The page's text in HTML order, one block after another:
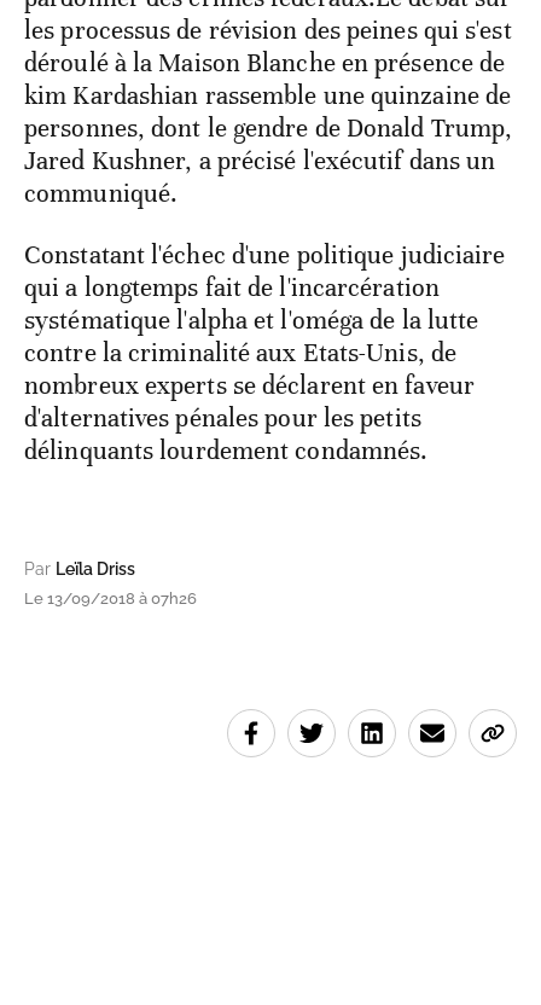
les processus de révision des peines qui s'est
déroulé à la Maison Blanche en présence de
kim Kardashian rassemble une quinzaine de
personnes, dont le gendre de Donald Trump,
Jared Kushner, a précisé l'exécutif dans un
communiqué.
Constatant l'échec d'une politique judiciaire
qui a longtemps fait de l'incarcération
systématique l'alpha et l'oméga de la lutte
contre la criminalité aux Etats-Unis, de
nombreux experts se déclarent en faveur
d'alternatives pénales pour les petits
délinquants lourdement condamnés.
Par Leïla Driss
Le 13/09/2018 à 07h26